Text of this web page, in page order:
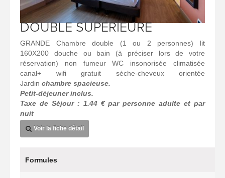
DOUBLE SUPERIEURE
GRANDE Chambre double (1 ou 2 personnes) lit
160X200 douche ou bain (à préciser lors de votre
réservation) non fumeur WC insonorisée climatisée
canal+ wifi gratuit sèche-cheveux orientée
Jardin chambre spacieuse.
Petit-déjeuner inclus.
Taxe de Séjour : 1.44 € par personne adulte et par
nuit
Voir la fiche détail
Formules